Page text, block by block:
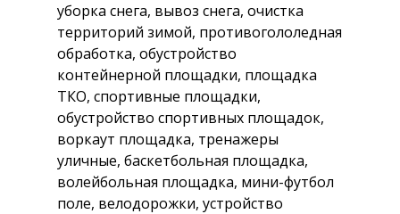
уборка снега, вывоз снега, очистка
территорий зимой, противогололедная
обработка, обустройство
контейнерной площадки, площадка
ТКО, спортивные площадки,
обустройство спортивных площадок,
воркаут площадка, тренажеры
уличные, баскетбольная площадка,
волейбольная площадка, мини-футбол
поле, велодорожки, устройство